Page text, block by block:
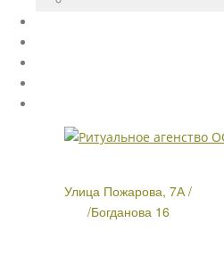
Улица Пожарова, 7А /
/Богданова 16